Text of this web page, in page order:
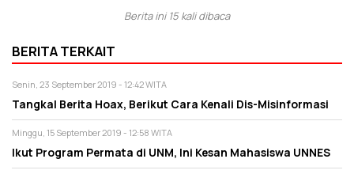
Berita ini 15 kali dibaca
BERITA TERKAIT
Senin, 23 September 2019 - 12:42 WITA
Tangkal Berita Hoax, Berikut Cara Kenali Dis-Misinformasi
Minggu, 15 September 2019 - 12:58 WITA
Ikut Program Permata di UNM, Ini Kesan Mahasiswa UNNES